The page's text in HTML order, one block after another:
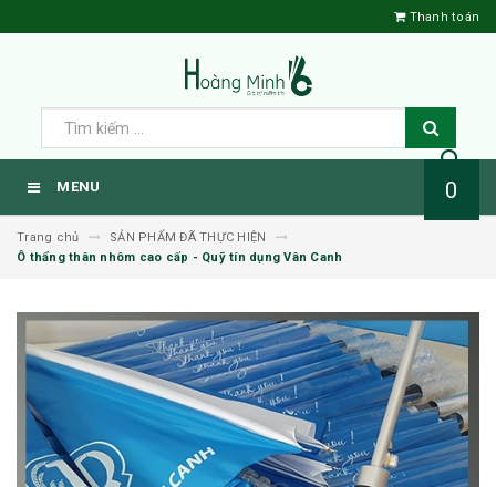
Thanh toán
MENU 0
Trang chủ
SẢN PHẨM ĐÃ THỰC HIỆN
Ô thẩng thân nhôm cao cấp - Quỹ tín dụng Vân Canh